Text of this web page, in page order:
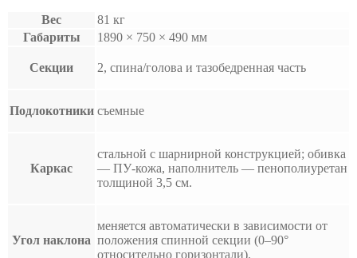
Вес
81 кг
Габариты
1890 × 750 × 490 мм
Секции 2, спина/голова и тазобедренная часть
Подлокотники съемные
Каркас
стальной с шарнирной конструкцией; обивка
— ПУ-кожа, наполнитель — пенополиуретан
толщиной 3,5 см.
Угол наклона
меняется автоматически в зависимости от
положения спинной секции (0–90°
относительно горизонтали).